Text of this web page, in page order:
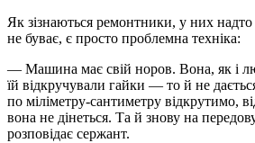
Як зізнаються ремонтники, у них надто
не буває, є просто проблемна техніка:
— Машина має свій норов. Вона, як і
їй відкручували гайки — то й не
по міліметру-сантиметру відкрутимо,
вона не дінеться. Та й знову на
розповідає сержант.